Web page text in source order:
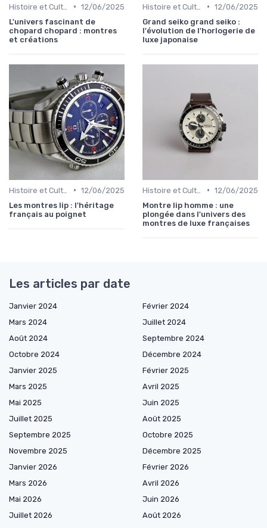
• 12/06/2025
L'univers fascinant de
chopard chopard : montres
et créations
• 12/06/2025
Grand seiko grand seiko :
l'évolution de l'horlogerie de
luxe japonaise
• 12/06/2025
Les montres lip : l'héritage
français au poignet
• 12/06/2025
Montre lip homme : une
plongée dans l'univers des
montres de luxe françaises
Les articles par date
Janvier 2024
Février 2024
Mars 2024
Juillet 2024
Août 2024
Septembre 2024
Octobre 2024
Décembre 2024
Janvier 2025
Février 2025
Mars 2025
Avril 2025
Mai 2025
Juin 2025
Juillet 2025
Août 2025
Septembre 2025
Octobre 2025
Novembre 2025
Décembre 2025
Janvier 2026
Février 2026
Mars 2026
Avril 2026
Mai 2026
Juin 2026
Juillet 2026
Août 2026